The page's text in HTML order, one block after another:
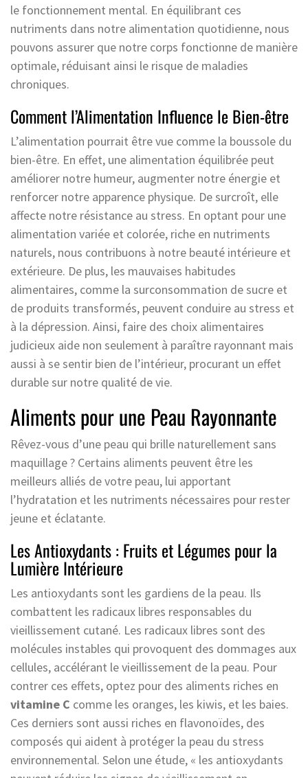
le fonctionnement mental. En équilibrant ces
nutriments dans notre alimentation quotidienne, nous
pouvons assurer que notre corps fonctionne de manière
optimale, réduisant ainsi le risque de maladies
chroniques.
Comment l’Alimentation Influence le Bien-être
L’alimentation pourrait être vue comme la boussole du
bien-être. En effet, une alimentation équilibrée peut
améliorer notre humeur, augmenter notre énergie et
renforcer notre apparence physique. De surcroît, elle
affecte notre résistance au stress. En optant pour une
alimentation variée et colorée, riche en nutriments
naturels, nous contribuons à notre beauté intérieure et
extérieure. De plus, les mauvaises habitudes
alimentaires, comme la surconsommation de sucre et
de produits transformés, peuvent conduire au stress et
à la dépression. Ainsi, faire des choix alimentaires
judicieux aide non seulement à paraître rayonnant mais
aussi à se sentir bien de l’intérieur, procurant un effet
durable sur notre qualité de vie.
Aliments pour une Peau Rayonnante
Rêvez-vous d’une peau qui brille naturellement sans
maquillage ? Certains aliments peuvent être les
meilleurs alliés de votre peau, lui apportant
l’hydratation et les nutriments nécessaires pour rester
jeune et éclatante.
Les Antioxydants : Fruits et Légumes pour la
Lumière Intérieure
Les antioxydants sont les gardiens de la peau. Ils
combattent les radicaux libres responsables du
vieillissement cutané. Les radicaux libres sont des
molécules instables qui provoquent des dommages aux
cellules, accélérant le vieillissement de la peau. Pour
contrer ces effets, optez pour des aliments riches en
vitamine C comme les oranges, les kiwis, et les baies.
Ces derniers sont aussi riches en flavonoïdes, des
composés qui aident à protéger la peau du stress
environnemental. Selon une étude, « les antioxydants